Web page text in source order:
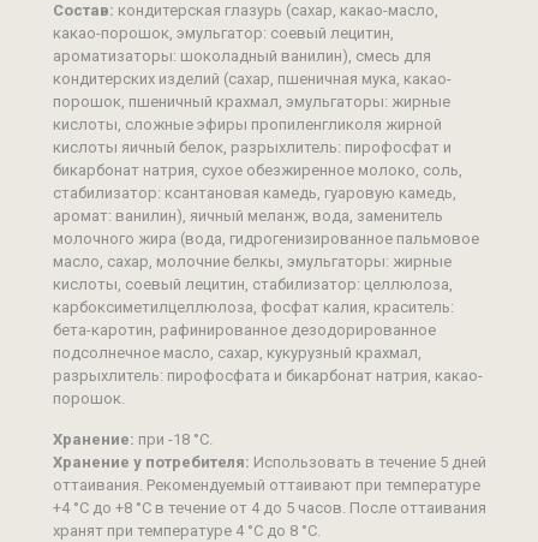
Состав: кондитерская глазурь (сахар, какао-масло,
какао-порошок, эмульгатор: соевый лецитин,
ароматизаторы: шоколадный ванилин), смесь для
кондитерских изделий (сахар, пшеничная мука, какао-
порошок, пшеничный крахмал, эмульгаторы: жирные
кислоты, сложные эфиры пропиленгликоля жирной
кислоты яичный белок, разрыхлитель: пирофосфат и
бикарбонат натрия, сухое обезжиренное молоко, соль,
стабилизатор: ксантановая камедь, гуаровую камедь,
аромат: ванилин), яичный меланж, вода, заменитель
молочного жира (вода, гидрогенизированное пальмовое
масло, сахар, молочние белкы, эмульгаторы: жирные
кислоты, соевый лецитин, стабилизатор: целлюлоза,
карбоксиметилцеллюлоза, фосфат калия, краситель:
бета-каротин, рафинированное дезодорированное
подсолнечное масло, сахар, кукурузный крахмал,
разрыхлитель: пирофосфата и бикарбонат натрия, какао-
порошок.
Хранение: при -18 °С.
Хранение у потребителя: Использовать в течение 5 дней
оттаивания. Рекомендуемый оттаивают при температуре
+4 °С до +8 °С в течение от 4 до 5 часов. После оттаивания
хранят при температуре 4 °С до 8 °С.